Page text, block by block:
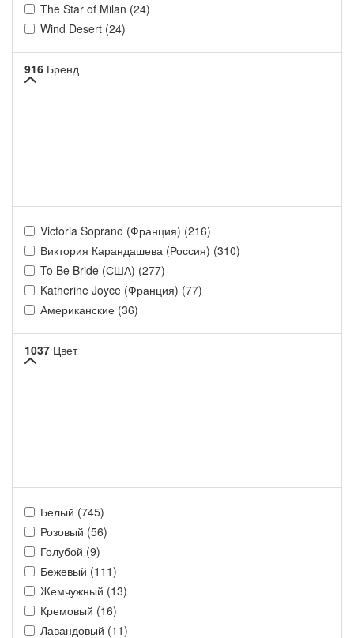
The Star of Milan (24)
Wind Desert (24)
916 Бренд
Victoria Soprano (Франция) (216)
Виктория Карандашева (Россия) (310)
To Be Bride (США) (277)
Katherine Joyce (Франция) (77)
Американские (36)
1037 Цвет
Белый (745)
Розовый (56)
Голубой (9)
Бежевый (111)
Жемчужный (13)
Кремовый (16)
Лавандовый (11)